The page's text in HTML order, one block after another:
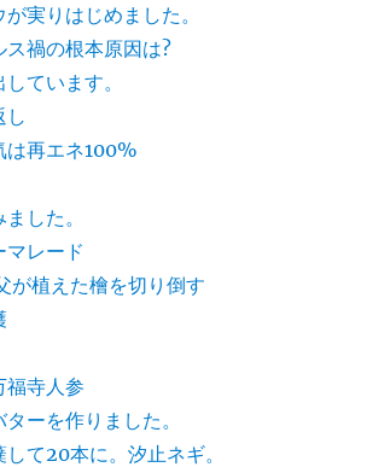
実りはじめました。
ス禍の根本原因は?
ています。
し
は再エネ100%
した。
マレード
が植えた檜を切り倒す
福寺人参
ーを作りました。
て20本に。汐止ネギ。